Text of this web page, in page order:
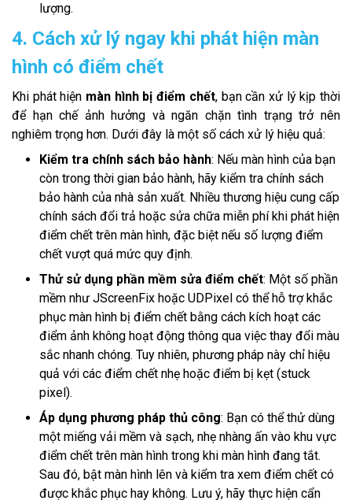
lượng.
4. Cách xử lý ngay khi phát hiện màn
hình có điểm chết
Khi phát hiện màn hình bị điểm chết, bạn cần xử lý kịp thời
để hạn chế ảnh hưởng và ngăn chặn tình trạng trở nên
nghiêm trọng hơn. Dưới đây là một số cách xử lý hiệu quả:
Kiểm tra chính sách bảo hành: Nếu màn hình của bạn
còn trong thời gian bảo hành, hãy kiểm tra chính sách
bảo hành của nhà sản xuất. Nhiều thương hiệu cung cấp
chính sách đổi trả hoặc sửa chữa miễn phí khi phát hiện
điểm chết trên màn hình, đặc biệt nếu số lượng điểm
chết vượt quá mức quy định.
Thử sử dụng phần mềm sửa điểm chết: Một số phần
mềm như JScreenFix hoặc UDPixel có thể hỗ trợ khắc
phục màn hình bị điểm chết bằng cách kích hoạt các
điểm ảnh không hoạt động thông qua việc thay đổi màu
sắc nhanh chóng. Tuy nhiên, phương pháp này chỉ hiệu
quả với các điểm chết nhẹ hoặc điểm bị kẹt (stuck
pixel).
Áp dụng phương pháp thủ công: Bạn có thể thử dùng
một miếng vải mềm và sạch, nhẹ nhàng ấn vào khu vực
điểm chết trên màn hình trong khi màn hình đang tắt.
Sau đó, bật màn hình lên và kiểm tra xem điểm chết có
được khắc phục hay không. Lưu ý, hãy thực hiện cẩn